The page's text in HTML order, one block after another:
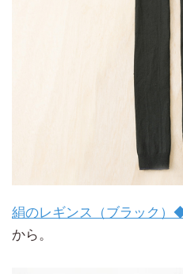
絹のレギンス（ブラック
から。